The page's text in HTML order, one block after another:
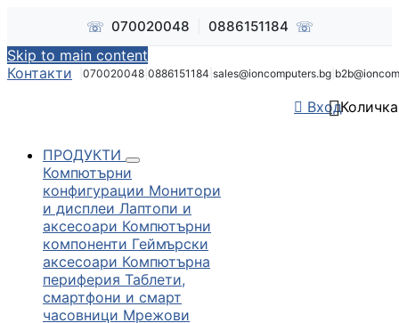
☏ 070020048 0886151184 ☏
Skip to main content
Контакти
070020048 0886151184 sales@ioncomputers.bg
 Вход
Количка
ПРОДУКТИ
Компютърни
конфигурации Монитори
и дисплеи Лаптопи и
аксесоари Компютърни
компоненти Геймърски
аксесоари Компютърна
периферия Таблети,
смартфони и смарт
часовници Мрежови